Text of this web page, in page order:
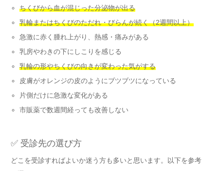
ちくびから血が混じった分泌物が出る
乳輪またはちくびのただれ・びらんが続く（2週間以上）
急激に赤く腫れ上がり、熱感・痛みがある
乳房やわきの下にしこりを感じる
乳輪の形やちくびの向きが変わった気がする
皮膚がオレンジの皮のようにブツブツになっている
片側だけに急激な変化がある
市販薬で数週間経っても改善しない
✅ 受診先の選び方
どこを受診すればよいか迷う方も多いと思います。以下を参考